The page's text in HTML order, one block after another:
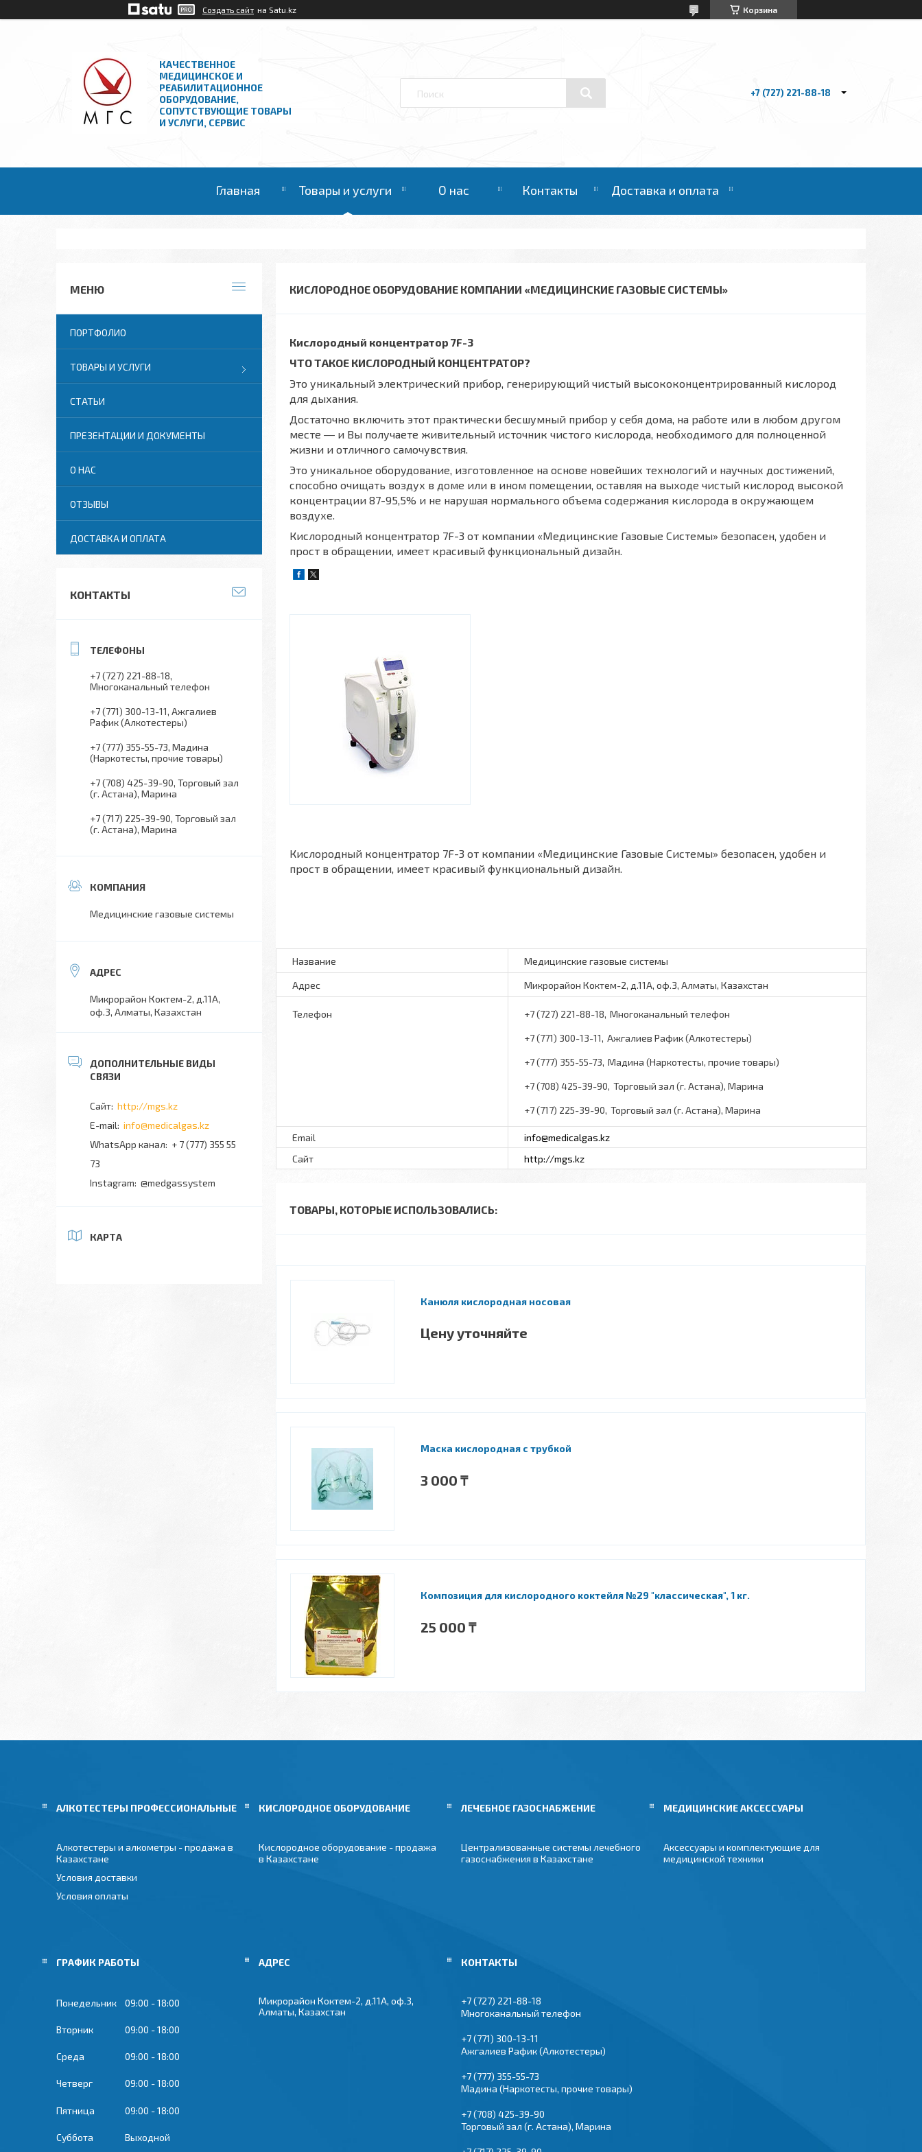
Создать сайт на Satu.kz Корзина
КАЧЕСТВЕННОЕ
МЕДИЦИНСКОЕ И
РЕАБИЛИТАЦИОННОЕ
ОБОРУДОВАНИЕ,
СОПУТСТВУЮЩИЕ ТОВАРЫ
И УСЛУГИ, СЕРВИС
+7 (727) 221-88-18
Главная Товары и услуги О нас Контакты Доставка и оплата
КИСЛОРОДНОЕ ОБОРУДОВАНИЕ КОМПАНИИ «МЕДИЦИНСКИЕ ГАЗОВЫЕ СИСТЕМЫ»
Кислородный концентратор 7F-3
ЧТО ТАКОЕ КИСЛОРОДНЫЙ КОНЦЕНТРАТОР?
Это уникальный электрический прибор, генерирующий чистый высококонцентрированный кислород
для дыхания.
Достаточно включить этот практически бесшумный прибор у себя дома, на работе или в любом другом
месте ― и Вы получаете живительный источник чистого кислорода, необходимого для полноценной
жизни и отличного самочувствия.
Это уникальное оборудование, изготовленное на основе новейших технологий и научных достижений,
способно очищать воздух в доме или в ином помещении, оставляя на выходе чистый кислород высокой
концентрации 87-95,5% и не нарушая нормального объема содержания кислорода в окружающем
воздухе.
Кислородный концентратор 7F-3 от компании «Медицинские Газовые Системы» безопасен, удобен и
прост в обращении, имеет красивый функциональный дизайн.
Кислородный концентратор 7F-3 от компании «Медицинские Газовые Системы» безопасен, удобен и
прост в обращении, имеет красивый функциональный дизайн.
Медицинские газовые системы
Микрорайон Коктем-2, д.11А, оф.3, Алматы, Казахстан
+7 (727) 221-88-18 Многоканальный телефон
+7 (771) 300-13-11 Ажгалиев Рафик (Алкотестеры)
+7 (777) 355-55-73 Мадина (Наркотесты, прочие товары)
+7 (708) 425-39-90 Торговый зал (г. Астана), Марина
+7 (717) 225-39-90 Торговый зал (г. Астана), Марина
info@medicalgas.kz
http://mgs.kz
Канюля кислородная носовая
Цену уточняйте
Маска кислородная с трубкой
3 000 ₸
Композиция для кислородного коктейля №29 "классическая", 1 кг.
25 000 ₸
ПОРТФОЛИО
ТОВАРЫ И УСЛУГИ
СТАТЬИ
ПРЕЗЕНТАЦИИ И ДОКУМЕНТЫ
О НАС
ОТЗЫВЫ
ДОСТАВКА И ОПЛАТА
КОНТАКТЫ
+7 (727) 221-88-18
Многоканальный телефон
+7 (771) 300-13-11 Ажгалиев
Рафик (Алкотестеры)
+7 (777) 355-55-73 Мадина
(Наркотесты, прочие товары)
+7 (708) 425-39-90 Торговый зал
(г. Астана), Марина
+7 (717) 225-39-90 Торговый зал
(г. Астана), Марина
Медицинские газовые системы
Микрорайон Коктем-2, д.11А,
оф.3, Алматы, Казахстан
http://mgs.kz
info@medicalgas.kz
WhatsApp канал
+ 7 (777) 355 55
73
Instagram @medgassystem
КАРТА
АЛКОТЕСТЕРЫ ПРОФЕССИОНАЛЬНЫЕ
Алкотестеры и алкометры - продажа в
Казахстане
Условия доставки
Условия оплаты
КИСЛОРОДНОЕ ОБОРУДОВАНИЕ
Кислородное оборудование - продажа
в Казахстане
ЛЕЧЕБНОЕ ГАЗОСНАБЖЕНИЕ
Централизованные системы лечебного
газоснабжения в Казахстане
МЕДИЦИНСКИЕ АКСЕССУАРЫ
Аксессуары и комплектующие для
медицинской техники
ГРАФИК РАБОТЫ
Понедельник 09:00 18:00
Вторник 09:00 18:00
Среда 09:00 18:00
Четверг 09:00 18:00
Пятница 09:00 18:00
Суббота Выходной
Микрорайон Коктем-2, д.11А, оф.3,
Алматы, Казахстан
+7 (727) 221-88-18
Многоканальный телефон
+7 (771) 300-13-11
Ажгалиев Рафик (Алкотестеры)
+7 (777) 355-55-73
Мадина (Наркотесты, прочие товары)
+7 (708) 425-39-90
Торговый зал (г. Астана), Марина